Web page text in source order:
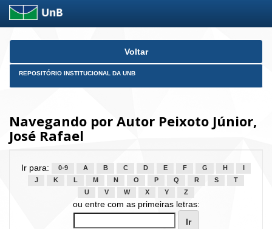
Skip
Voltar
REPOSITÓRIO INSTITUCIONAL DA UNB
Navegando por Autor Peixoto Júnior,
José Rafael
Ir para: 0-9 A B C D E F G H
J
K L M N O P Q R S
T
U
V W X Y Z
ou entre com as primeiras letras: